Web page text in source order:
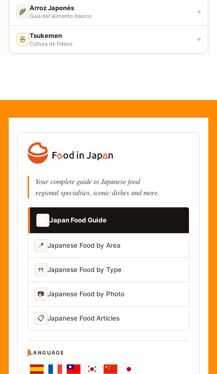
🌾 Arroz Japonés
Guía del alimento básico
→
🍜 Tsukemen
Cultura de fideos
→
Your complete guide to Japanese food
regional specialties, iconic dishes and more.
Japan Food Guide
📍 Japanese Food by Area
🍴 Japanese Food by Type
📷 Japanese Food by Photo
📋 Japanese Food Articles
LANGUAGE